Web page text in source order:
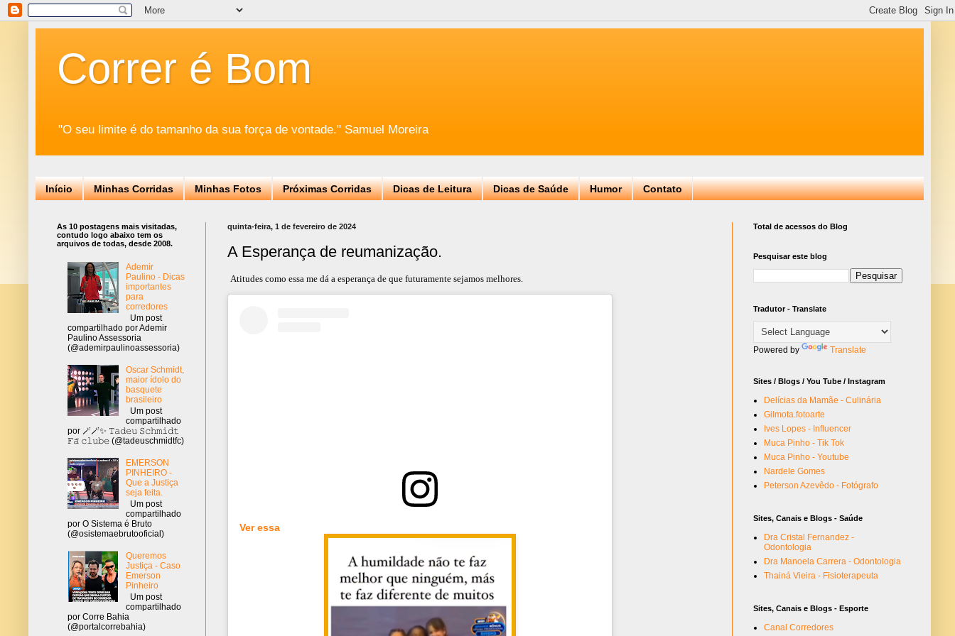
Correr é Bom
"O seu limite é do tamanho da sua força de vontade." Samuel Moreira
Início Minhas Corridas Minhas Fotos Próximas Corridas Dicas de Leitura Dicas de Saúde Humor Contato
quinta-feira, 1 de fevereiro de 2024
A Esperança de reumanização.
Atitudes como essa me dá a esperança de que futuramente sejamos melhores.
Ver essa
As 10 postagens mais visitadas,
contudo logo abaixo tem os
arquivos de todas, desde 2008.
Ademir
Paulino - Dicas
importantes
para
corredores
Um post
compartilhado por Ademir
Paulino Assessoria
(@ademirpaulinoassessoria)
Oscar Schmidt,
maior ídolo do
basquete
brasileiro
Um post
compartilhado
por 🪄🪄✨ 𝚃𝚊𝚍𝚎𝚞 𝚂𝚌𝚑𝚖𝚒𝚍𝚝
𝙵𝚊̃ 𝚌𝚕𝚞𝚋𝚎 (@tadeuschmidtfc)
EMERSON
PINHEIRO -
Que a Justiça
seja feita.
Um post
compartilhado
por O Sistema é Bruto
(@osistemaebrutooficial)
Queremos
Justiça - Caso
Emerson
Pinheiro
Um post
compartilhado
por Corre Bahia
(@portalcorrebahia)
Total de acessos do Blog
Pesquisar este blog
Tradutor - Translate
Powered by Translate
Sites / Blogs / You Tube / Instagram
Delícias da Mamãe - Culinária
Gilmota.fotoarte
Ives Lopes - Influencer
Muca Pinho - Tik Tok
Muca Pinho - Youtube
Nardele Gomes
Peterson Azevêdo - Fotógrafo
Sites, Canais e Blogs - Saúde
Dra Cristal Fernandez -
Odontologia
Dra Manoela Carrera - Odontologia
Thainá Vieira - Fisioterapeuta
Sites, Canais e Blogs - Esporte
Canal Corredores